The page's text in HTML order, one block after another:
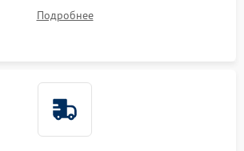
доступа к ТЭНу, компрессору,
Подробнее